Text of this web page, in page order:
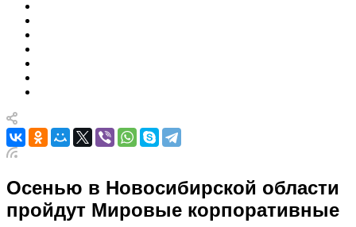
Осенью в Новосибирской области
пройдут Мировые корпоративные